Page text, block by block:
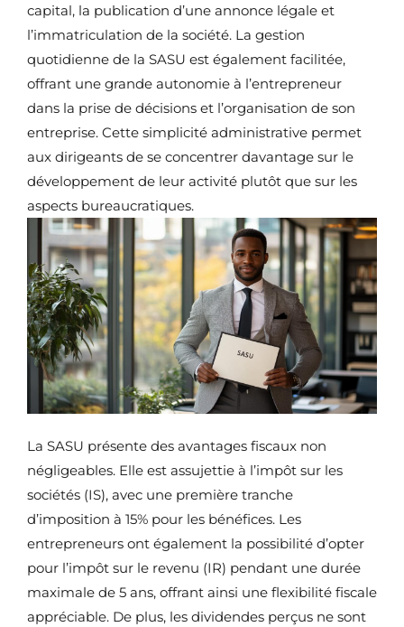
capital, la publication d’une annonce légale et
l’immatriculation de la société. La gestion
quotidienne de la SASU est également facilitée,
offrant une grande autonomie à l’entrepreneur
dans la prise de décisions et l’organisation de son
entreprise. Cette simplicité administrative permet
aux dirigeants de se concentrer davantage sur le
développement de leur activité plutôt que sur les
aspects bureaucratiques.
La SASU présente des avantages fiscaux non
négligeables. Elle est assujettie à l’impôt sur les
sociétés (IS), avec une première tranche
d’imposition à 15% pour les bénéfices. Les
entrepreneurs ont également la possibilité d’opter
pour l’impôt sur le revenu (IR) pendant une durée
maximale de 5 ans, offrant ainsi une flexibilité fiscale
appréciable. De plus, les dividendes perçus ne sont